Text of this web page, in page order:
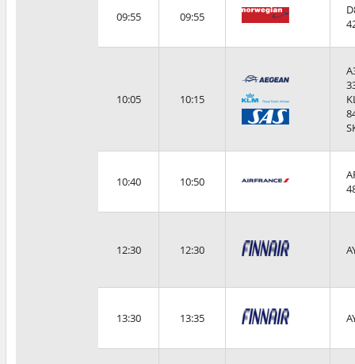
09:55 09:55
10:05 10:15
10:40 10:50
12:30 12:30
13:30 13:35